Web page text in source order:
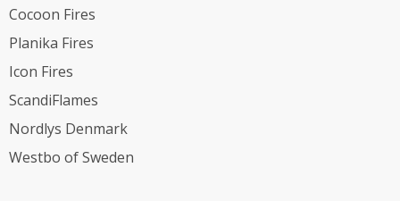
Cocoon Fires
Planika Fires
Icon Fires
ScandiFlames
Nordlys Denmark
Westbo of Sweden